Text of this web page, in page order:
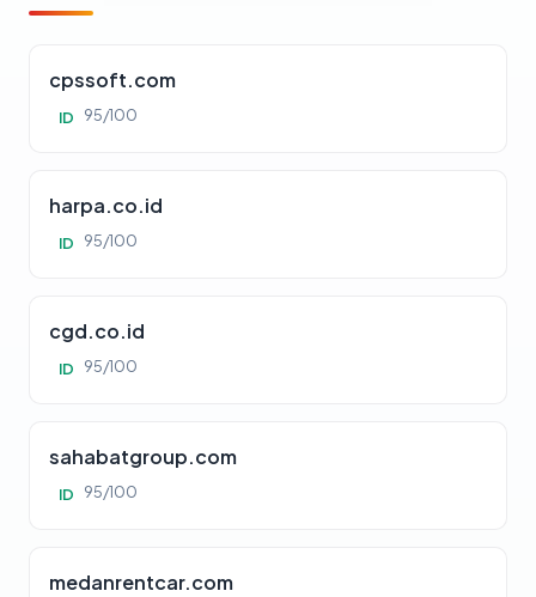
cpssoft.com
ID 95/100
harpa.co.id
ID 95/100
cgd.co.id
ID 95/100
sahabatgroup.com
ID 95/100
medanrentcar.com